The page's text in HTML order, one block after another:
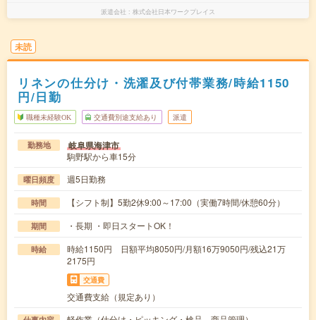
派遣会社 株式会社日本ワークプレイス
未読
リネンの仕分け・洗濯及び付帯業務/時給1150
円/日勤
職種未経験OK 交通費別途支給あり 派遣
勤務地 岐阜県海津市
駒野駅から車15分
曜日頻度 週5日勤務
時間 【シフト制】5勤2休9:00～17:00（実働7時間/休憩60分）
期間 ・長期 ・即日スタートOK！
時給
時給1150円 日額平均8050円/月額16万9050円/残込21万
2175円
交通費
交通費支給（規定あり）